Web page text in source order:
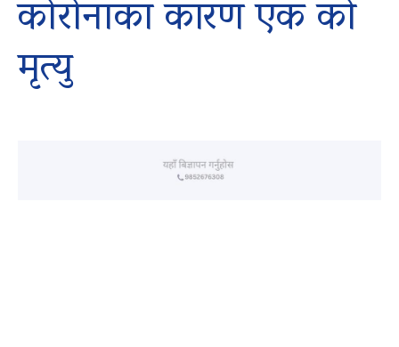
कोरोनाका कारण एक को
मृत्यु